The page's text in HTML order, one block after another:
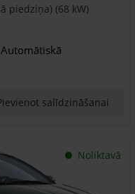
piedziņa) (68 kW)
Automātiskā
salīdzināšanai
Noliktavā